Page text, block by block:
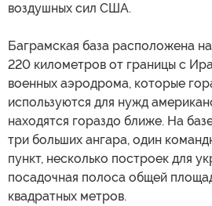
воздушных сил США.
Баграмская база расположена
220 километров от границы с
военных аэродрома, которые
используются для нужд
находятся гораздо ближе. На
три больших ангара, один
пункт, несколько построек для
посадочная полоса общей
квадратных метров.